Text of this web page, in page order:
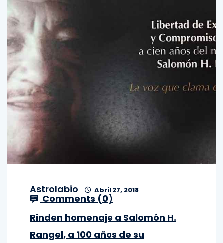
Astrolabio Abril 27, 2018
Comments (0)
Rinden homenaje a Salomón H.
Rangel, a 100 años de su